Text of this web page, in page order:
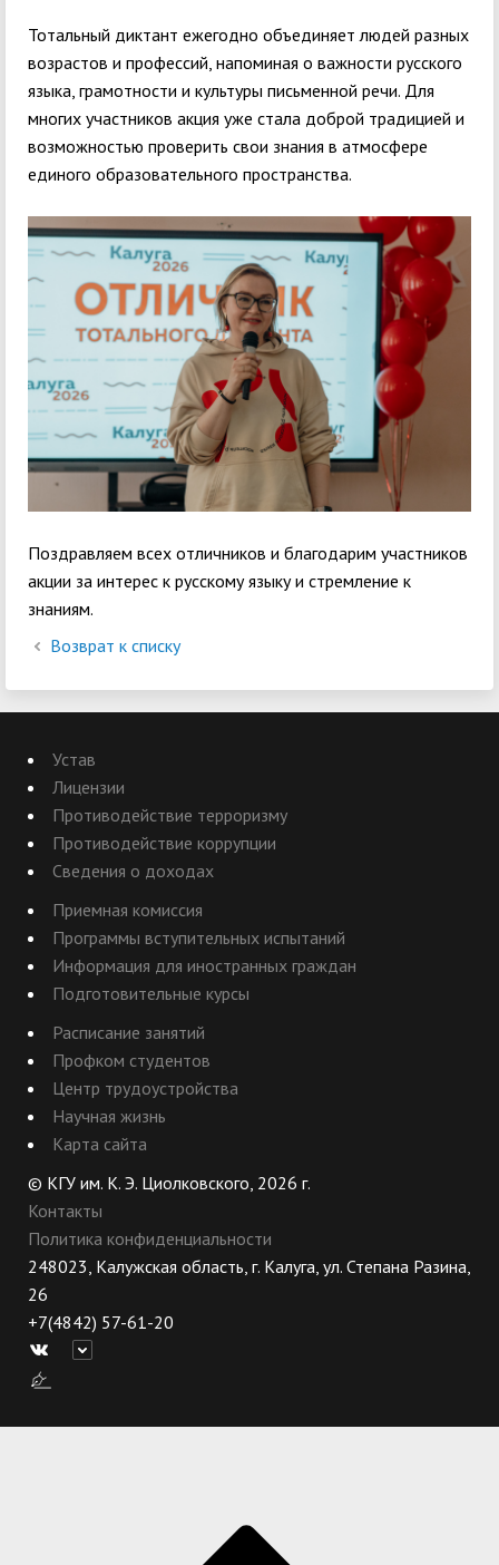
Тотальный диктант ежегодно объединяет людей разных
возрастов и профессий, напоминая о важности русского
языка, грамотности и культуры письменной речи. Для
многих участников акция уже стала доброй традицией и
возможностью проверить свои знания в атмосфере
единого образовательного пространства.
Поздравляем всех отличников и благодарим участников
акции за интерес к русскому языку и стремление к
знаниям.
Возврат к списку
Устав
Лицензии
Противодействие терроризму
Противодействие коррупции
Сведения о доходах
Приемная комиссия
Программы вступительных испытаний
Информация для иностранных граждан
Подготовительные курсы
Расписание занятий
Профком студентов
Центр трудоустройства
Научная жизнь
Карта сайта
© КГУ им. К. Э. Циолковского, 2026 г.
Контакты
Политика конфиденциальности
248023, Калужская область, г. Калуга, ул. Степана Разина,
26
+7(4842) 57-61-20